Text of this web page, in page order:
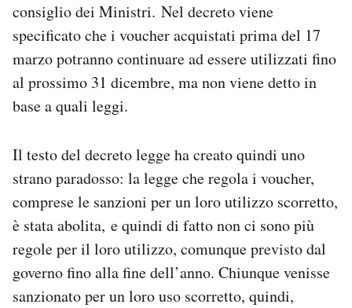
consiglio dei Ministri. Nel decreto viene
specificato che i voucher acquistati prima del 17
marzo potranno continuare ad essere utilizzati fino
al prossimo 31 dicembre, ma non viene detto in
base a quali leggi.
Il testo del decreto legge ha creato quindi uno
strano paradosso: la legge che regola i voucher,
comprese le sanzioni per un loro utilizzo scorretto,
è stata abolita, e quindi di fatto non ci sono più
regole per il loro utilizzo, comunque previsto dal
governo fino alla fine dell’anno. Chiunque venisse
sanzionato per un loro uso scorretto, quindi,